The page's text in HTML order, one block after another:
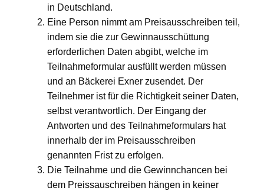
in Deutschland.
Eine Person nimmt am Preisausschreiben teil,
indem sie die zur Gewinnausschüttung
erforderlichen Daten abgibt, welche im
Teilnahmeformular ausfüllt werden müssen
und an Bäckerei Exner zusendet. Der
Teilnehmer ist für die Richtigkeit seiner Daten,
selbst verantwortlich. Der Eingang der
Antworten und des Teilnahmeformulars hat
innerhalb der im Preisausschreiben
genannten Frist zu erfolgen.
Die Teilnahme und die Gewinnchancen bei
dem Preissauschreiben hängen in keiner